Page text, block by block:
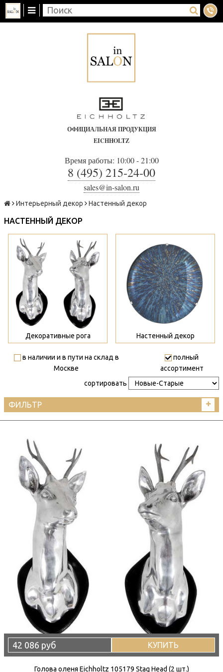
ОФИЦИАЛЬНАЯ ПРОДУКЦИЯ
EICHHOLTZ
Время работы: 10:00 - 21:00
8 (495) 215-24-00
sales@in-salon.ru
Интерьерный декор Настенный декор
НАСТЕННЫЙ ДЕКОР
Декоративные рога Настенный декор
в наличии и в пути на склад в
Москве
полный
ассортимент
сортировать
ФИЛЬТР
42 086 руб КУПИТЬ
Голова оленя Eichholtz 105179 Stag Head (2 шт.)